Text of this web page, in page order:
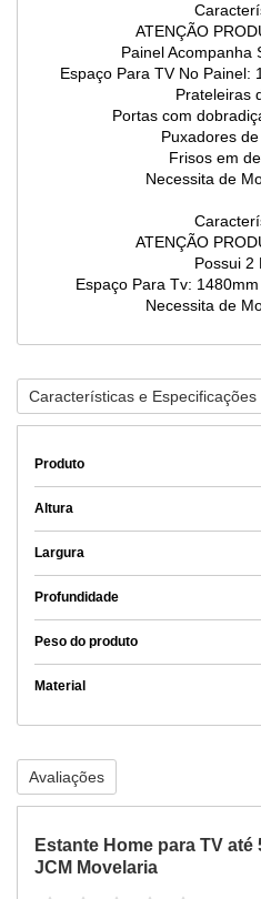
ATENÇÃO
Painel Acompanha
Espaço Para TV No Painel:
Prateleiras
Portas com
Puxadores
Frisos em
Necessita de
ATENÇÃO
Possui 2
Espaço Para Tv:
Necessita de
Características e Especificações
Produto
Altura
Largura
Profundidade
Peso do produto
Material
Avaliações
Estante Home para TV
JCM Movelaria